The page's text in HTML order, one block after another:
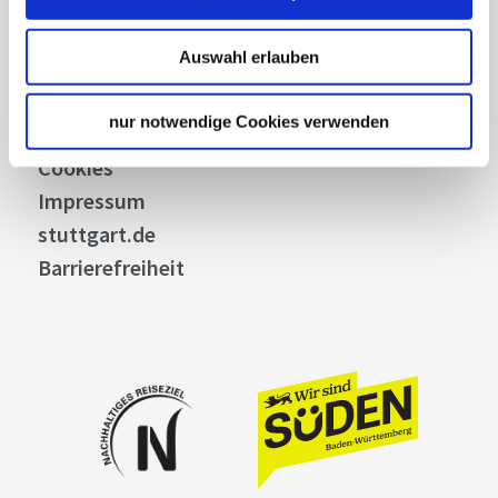
Auswahl erlauben
nur notwendige Cookies verwenden
Allgemeine Geschäftsbedingungen
Widerruf
Kontakt
Cookies
Impressum
stuttgart.de
Barrierefreiheit